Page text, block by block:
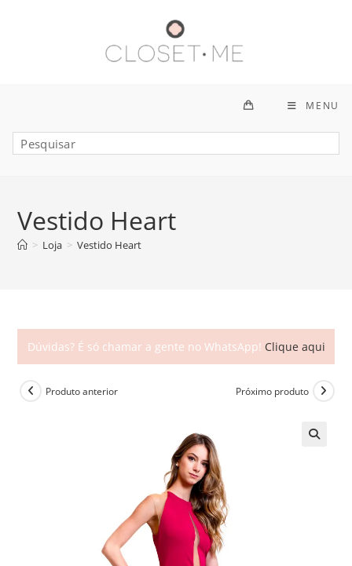
MENU
Vestido Heart
> Loja > Vestido Heart
Dúvidas? É só chamar a gente no WhatsApp! Clique aqui
Produto anterior Próximo produto